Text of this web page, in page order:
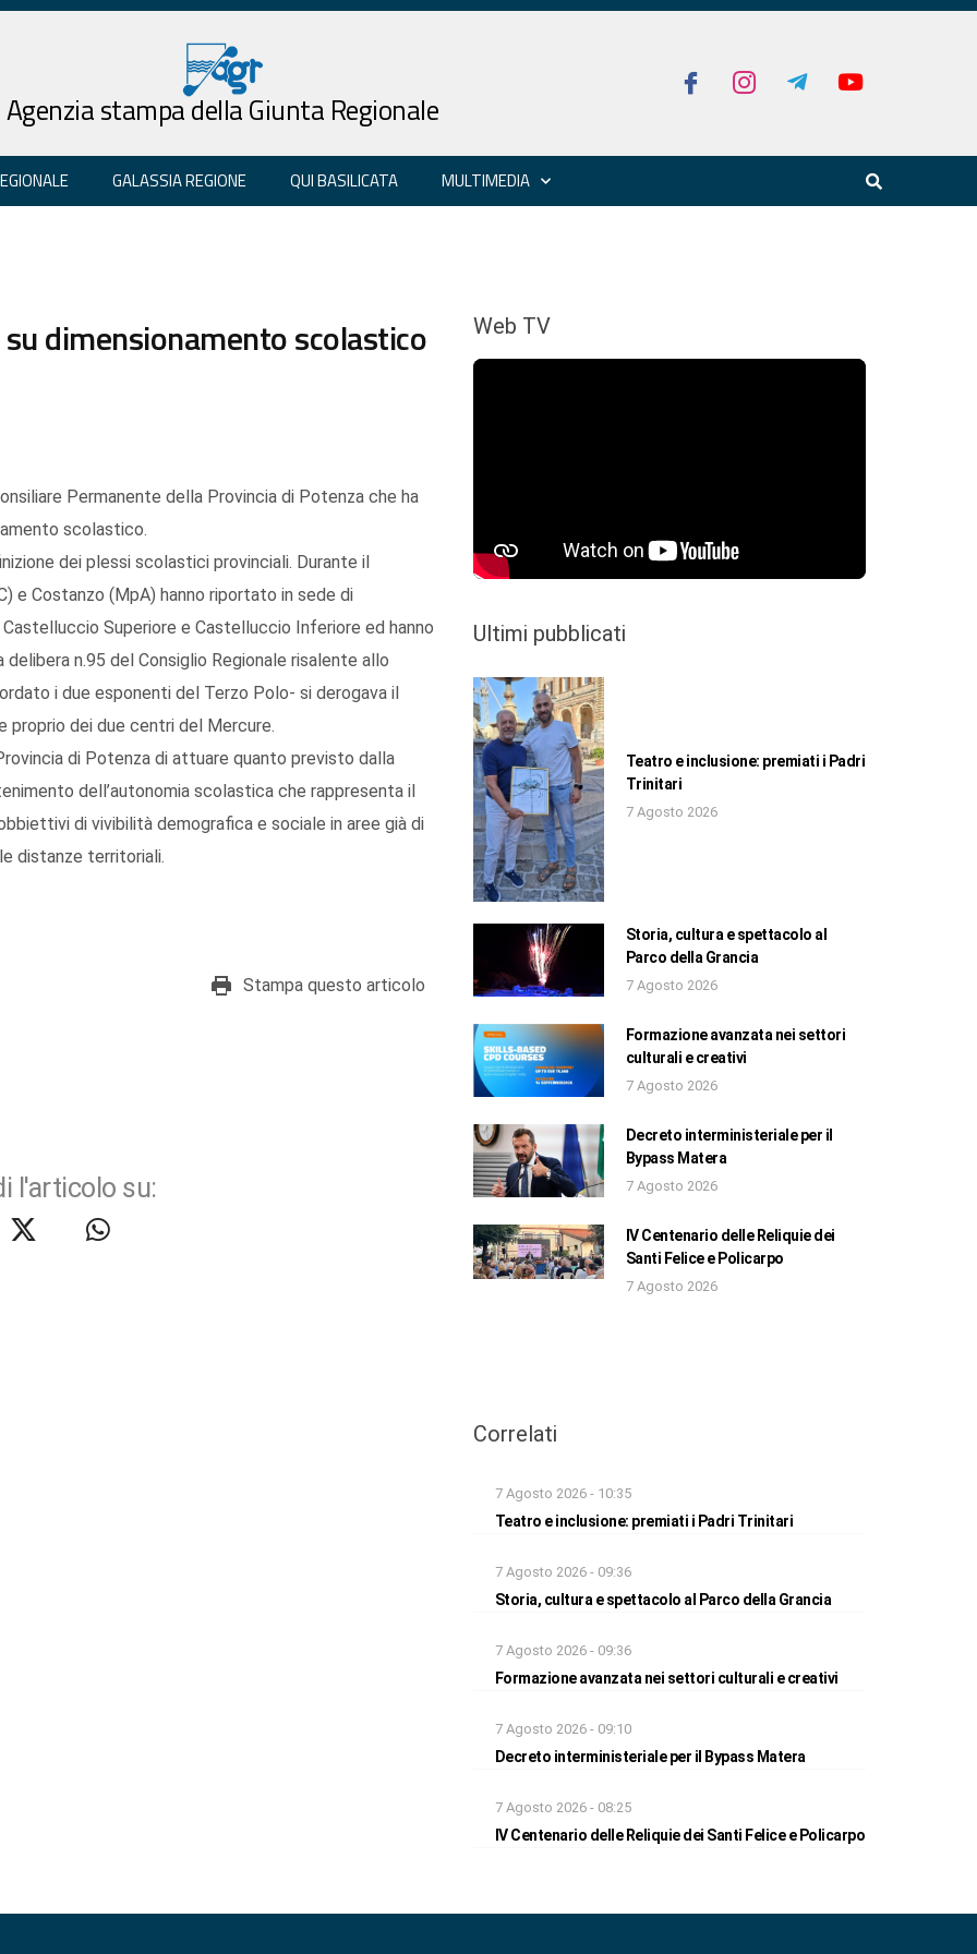
Agenzia stampa della Giunta Regionale
GALASSIA REGIONE QUI BASILICATA MULTIMEDIA
dimensionamento scolastico
Permanente della Provincia di Potenza che ha
scolastico.
dei plessi scolastici provinciali. Durante il
e Costanzo (MpA) hanno riportato in sede di
Superiore e Castelluccio Inferiore ed hanno
n.95 del Consiglio Regionale risalente allo
i due esponenti del Terzo Polo- si derogava il
proprio dei due centri del Mercure.
di Potenza di attuare quanto previsto dalla
dell’autonomia scolastica che rappresenta il
di vivibilità demografica e sociale in aree già di
distanze territoriali.
Stampa questo articolo
l'articolo su:
Web TV
Ultimi pubblicati
Teatro e inclusione: premiati i Padri
Trinitari
7 Agosto 2026
Storia, cultura e spettacolo al
Parco della Grancia
7 Agosto 2026
Formazione avanzata nei settori
culturali e creativi
7 Agosto 2026
Decreto interministeriale per il
Bypass Matera
7 Agosto 2026
IV Centenario delle Reliquie dei
Santi Felice e Policarpo
7 Agosto 2026
Correlati
7 Agosto 2026 - 10:35
Teatro e inclusione: premiati i Padri Trinitari
7 Agosto 2026 - 09:36
Storia, cultura e spettacolo al Parco della Grancia
7 Agosto 2026 - 09:36
Formazione avanzata nei settori culturali e creativi
7 Agosto 2026 - 09:10
Decreto interministeriale per il Bypass Matera
7 Agosto 2026 - 08:25
IV Centenario delle Reliquie dei Santi Felice e Policarpo